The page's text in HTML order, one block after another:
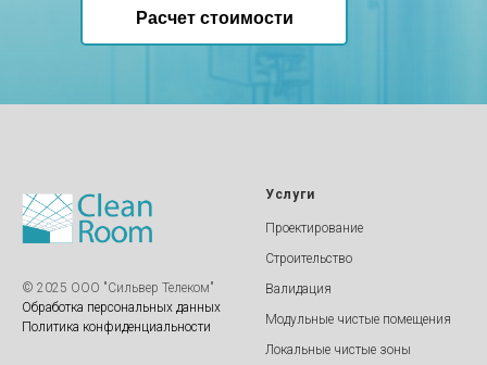
Расчет стоимости
© 2025 ООО "Cильвер Телеком"
Обработка персональных данных
Политика конфиденциальности
Услуги
Проектирование
Строительство
Валидация
Модульные чистые помещения
Локальные чистые зоны